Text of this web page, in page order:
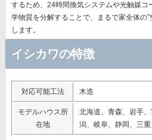
するため、24時間換気システムや光触媒
学物質を分解することで、まるで家全体の
します。
イシカワの特徴
対応可能工法 木造
モデルハウス所
在地
北海道、青森、岩手
潟、岐阜、静岡、三重